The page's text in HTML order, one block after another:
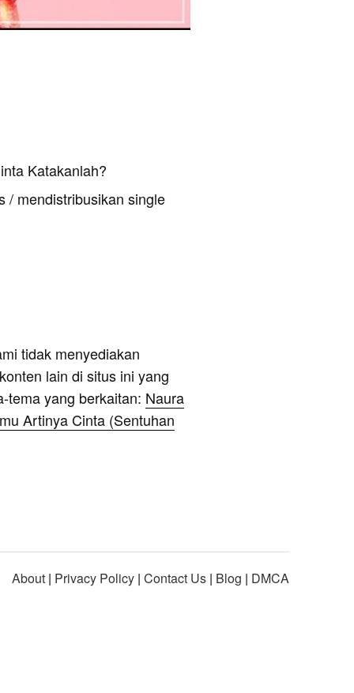
Katakanlah?
/ mendistribusikan single
tidak menyediakan
lain di situs ini yang
tema yang berkaitan: Naura
Artinya Cinta (Sentuhan
About | Privacy Policy | Contact Us | Blog | DMCA